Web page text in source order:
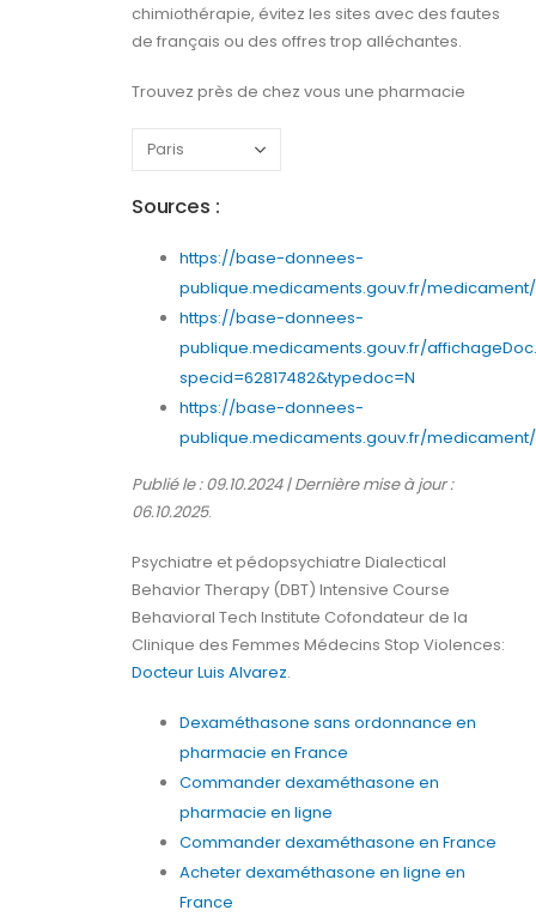
chimiothérapie, évitez les sites avec des fautes
de français ou des offres trop alléchantes.
Trouvez près de chez vous une pharmacie
Sources :
https://base-donnees-
publique.medicaments.gouv.fr/medicament/
https://base-donnees-
publique.medicaments.gouv.fr/
specid=62817482&typedoc=N
https://base-donnees-
publique.medicaments.gouv.fr/medicament/
Publié le : 09.10.2024 | Dernière mise à jour :
06.10.2025.
Psychiatre et pédopsychiatre Dialectical
Behavior Therapy (DBT) Intensive Course
Behavioral Tech Institute Cofondateur de la
Clinique des Femmes Médecins Stop Violences:
Docteur Luis Alvarez.
Dexaméthasone sans ordonnance en
pharmacie en France
Commander dexaméthasone en
pharmacie en ligne
Commander dexaméthasone en France
Acheter dexaméthasone en ligne en
France